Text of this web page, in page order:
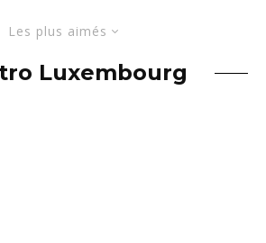
Les plus aimés
Luxembourg